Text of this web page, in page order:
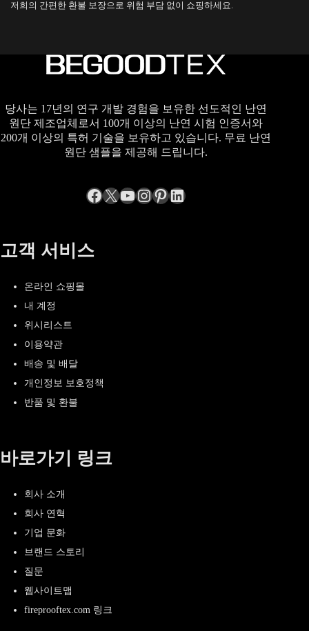
저희의 간편한 환불 보장으로 위험 부담 없이 쇼핑하세요.
당사는 17년의 연구 개발 경험을 보유한 선도적인 난연
원단 제조업체로서 100개 이상의 난연 시험 인증서와
200개 이상의 특허 기술을 보유하고 있습니다. 무료 난연
원단 샘플을 제공해 드립니다.
Facebook
엑스YouTube
Instagram
Pinterest
LinkedIn
고객 서비스
온라인 쇼핑몰
내 계정
위시리스트
이용약관
배송 및 배달
개인정보 보호정책
반품 및 환불
바로가기 링크
회사 소개
회사 연혁
기업 문화
브랜드 스토리
질문
웹사이트맵
fireprooftex.com 링크